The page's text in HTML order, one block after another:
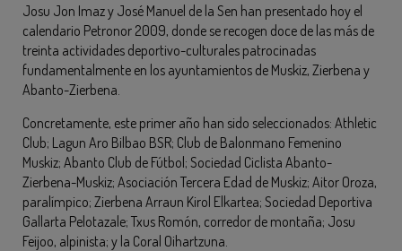
Josu Jon Imaz y José Manuel de la Sen han presentado hoy el
calendario Petronor 2009, donde se recogen doce de las más de
treinta actividades deportivo-culturales patrocinadas
fundamentalmente en los ayuntamientos de Muskiz, Zierbena y
Abanto-Zierbena.
Concretamente, este primer año han sido seleccionados: Athletic
Club; Lagun Aro Bilbao BSR; Club de Balonmano Femenino
Muskiz; Abanto Club de Fútbol; Sociedad Ciclista Abanto-
Zierbena-Muskiz; Asociación Tercera Edad de Muskiz; Aitor Oroza,
paralímpico; Zierbena Arraun Kirol Elkartea; Sociedad Deportiva
Gallarta Pelotazale; Txus Romón, corredor de montaña; Josu
Feijoo, alpinista; y la Coral Oihartzuna.